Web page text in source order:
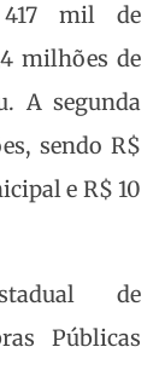
mil de
milhões de
A segunda
sendo R$
e R$ 10
de
Públicas